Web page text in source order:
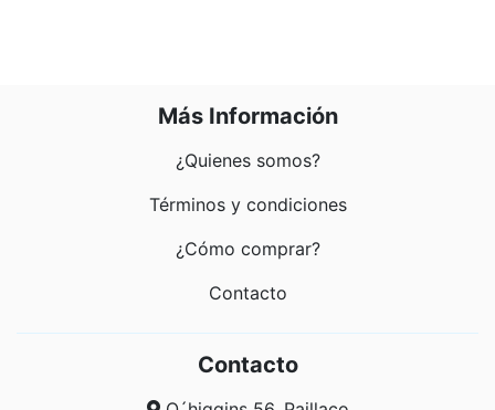
Más Información
¿Quienes somos?
Términos y condiciones
¿Cómo comprar?
Contacto
Contacto